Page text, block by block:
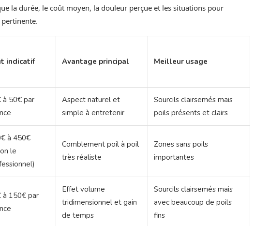
la durée, le coût moyen, la douleur perçue et les situations pour
indicatif Avantage principal Meilleur usage
à 50€ par
Aspect naturel et
simple à entretenir
Sourcils clairsemés mais
poils présents et clairs
à 450€
le
Comblement poil à poil
très réaliste
Zones sans poils
importantes
à 150€ par
Effet volume
tridimensionnel et gain
de temps
Sourcils clairsemés mais
avec beaucoup de poils
fins